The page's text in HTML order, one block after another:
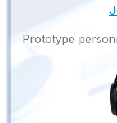
Prototype